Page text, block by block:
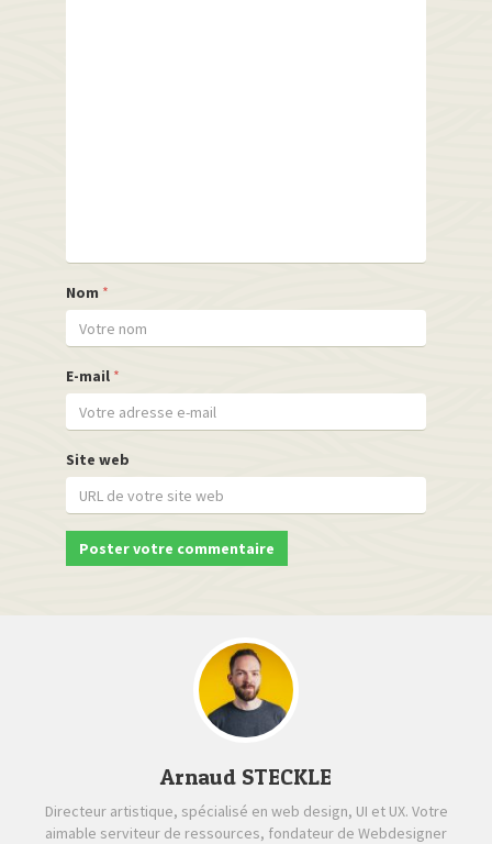
Nom *
E-mail *
Site web
Arnaud STECKLE
Directeur artistique, spécialisé en web design, UI et UX. Votre
aimable serviteur de ressources, fondateur de Webdesigner